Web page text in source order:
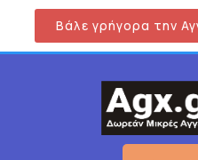
Βάλε γρήγορα την